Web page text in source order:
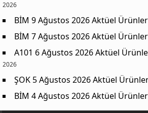
2026
BİM 9 Ağustos 2026 Aktüel
BİM 7 Ağustos 2026 Aktüel
A101 6 Ağustos 2026 Aktüel
2026
ŞOK 5 Ağustos 2026 Aktüel
BİM 4 Ağustos 2026 Aktüel